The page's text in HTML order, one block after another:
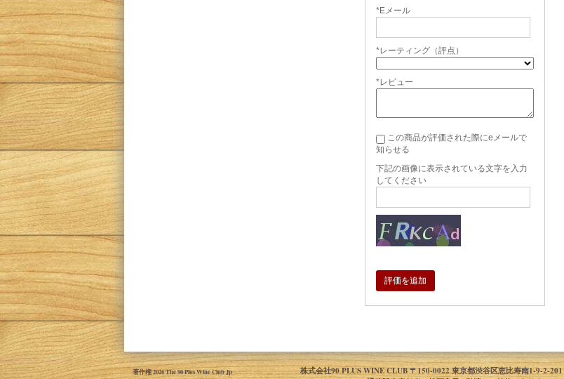
*Eメール
*レーティング（評点）
*レビュー
知らせる
下記の画像に表示されている文字を入力
してください
評価を追加
株式会社90 PLUS WINE CLUB 〒150-0022 東京都渋谷区恵比寿南1-9-2-201
著作権 2026 The 90 Plus Wine Club Jp